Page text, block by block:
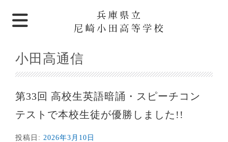
小田高通信
第33回 高校生英語暗誦・スピーチコン
テストで本校生徒が優勝しました!!
投稿日: 2026年3月10日